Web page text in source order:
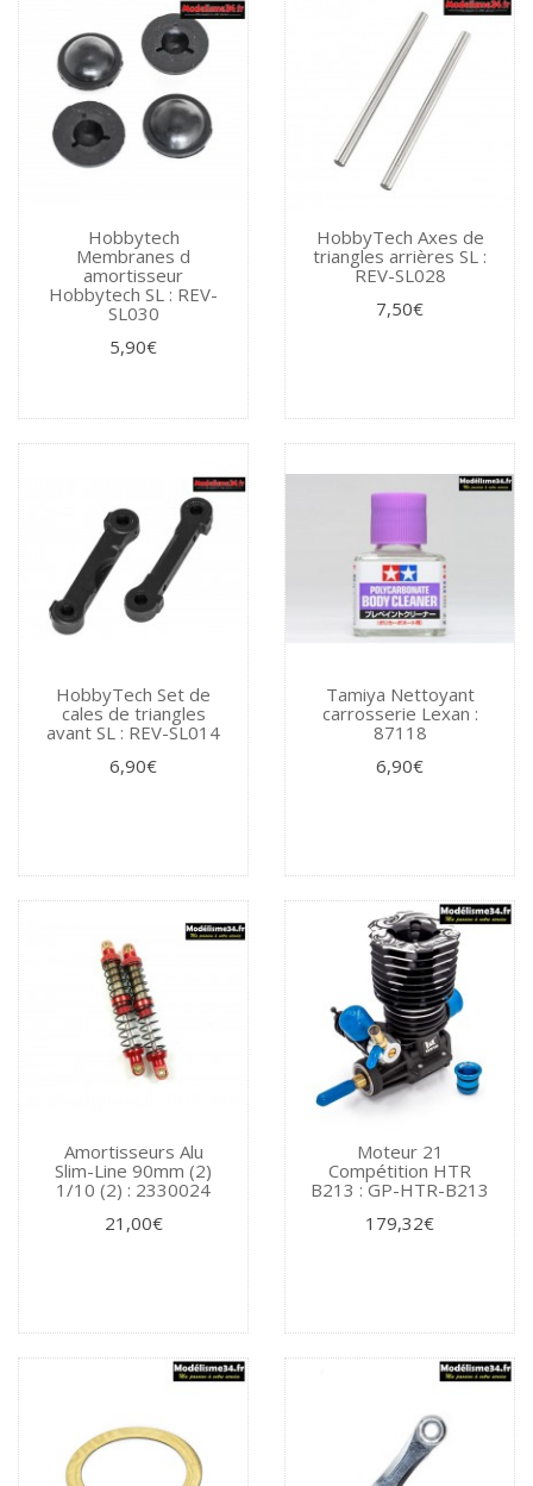
Hobbytech
Membranes d
amortisseur
Hobbytech SL : REV-
SL030
5,90€
HobbyTech Axes de
triangles arrières SL :
REV-SL028
7,50€
HobbyTech Set de
cales de triangles
avant SL : REV-SL014
6,90€
Tamiya Nettoyant
carrosserie Lexan :
87118
6,90€
Amortisseurs Alu
Slim-Line 90mm (2)
1/10 (2) : 2330024
21,00€
Moteur 21
Compétition HTR
B213 : GP-HTR-B213
179,32€